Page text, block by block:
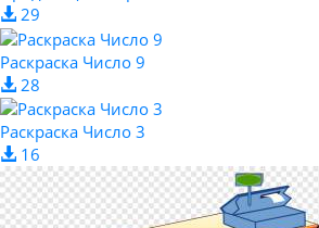
29
Раскраска Число 9
28
Раскраска Число 3
16